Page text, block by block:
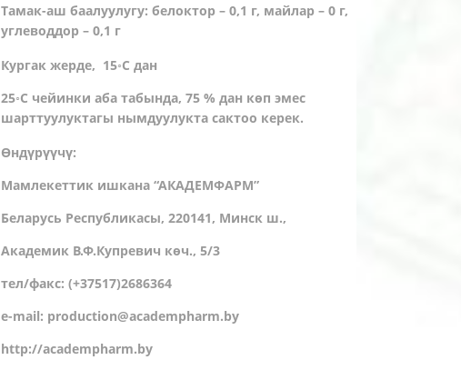
Тамак-аш баалуулугу: белоктор – 0,1 г, майлар – 0 г,
углеводдор – 0,1 г
Кургак жерде, 15◦С дан
25◦С чейинки аба табында, 75 % дан көп эмес
шарттуулуктагы нымдуулукта сактоо керек.
Өндүрүүчү:
Мамлекеттик ишкана “АКАДЕМФАРМ”
Беларусь Республикасы, 220141, Минск ш.,
Академик В.Ф.Купревич көч., 5/3
тел/факс: (+37517)2686364
e-mail: production@academpharm.by
http://academpharm.by